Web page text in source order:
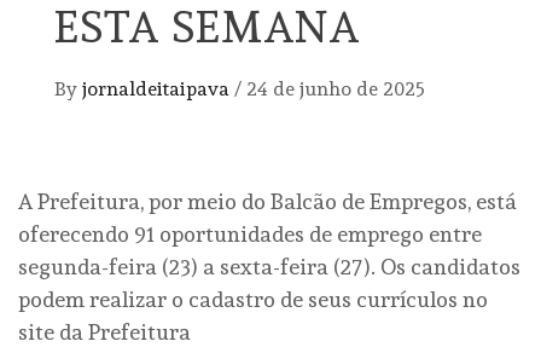
ESTA SEMANA
By jornaldeitaipava / 24 de junho de 2025
A Prefeitura, por meio do Balcão de Empregos, está
oferecendo 91 oportunidades de emprego entre
segunda-feira (23) a sexta-feira (27). Os candidatos
podem realizar o cadastro de seus currículos no
site da Prefeitura